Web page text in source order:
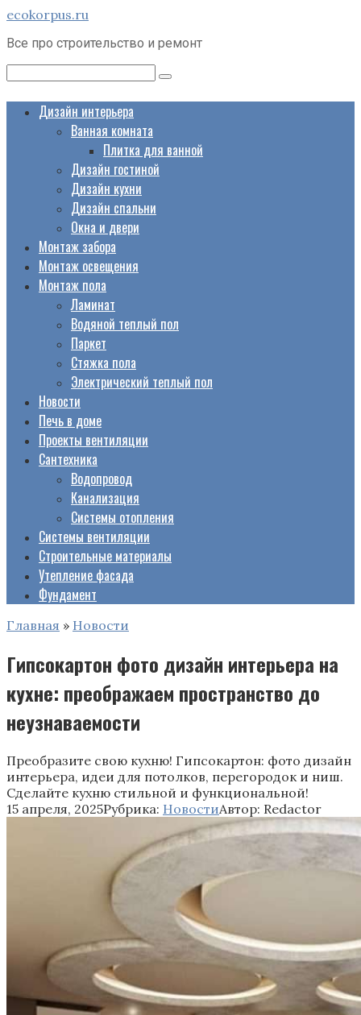
Перейти
контенту
ecokorpus.ru
Все про строительство и ремонт
Дизайн интерьера
Ванная комната
Плитка для ванной
Дизайн гостиной
Дизайн кухни
Дизайн спальни
Окна и двери
Монтаж забора
Монтаж освещения
Монтаж пола
Ламинат
Водяной теплый пол
Паркет
Стяжка пола
Электрический теплый пол
Новости
Печь в доме
Проекты вентиляции
Сантехника
Водопровод
Канализация
Системы отопления
Системы вентиляции
Строительные материалы
Утепление фасада
Фундамент
Главная » Новости
Гипсокартон фото дизайн интерьера на
кухне: преображаем пространство до
неузнаваемости
Преобразите свою кухню! Гипсокартон: фото дизайн
интерьера, идеи для потолков, перегородок и ниш.
Сделайте кухню стильной и функциональной!
15 апреля, 2025Рубрика: НовостиАвтор: Redactor